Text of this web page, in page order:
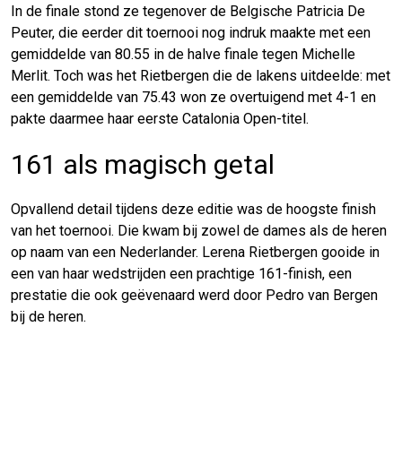
In de finale stond ze tegenover de Belgische Patricia De
Peuter, die eerder dit toernooi nog indruk maakte met een
gemiddelde van 80.55 in de halve finale tegen Michelle
Merlit. Toch was het Rietbergen die de lakens uitdeelde: met
een gemiddelde van 75.43 won ze overtuigend met 4-1 en
pakte daarmee haar eerste Catalonia Open-titel.
161 als magisch getal
Opvallend detail tijdens deze editie was de hoogste finish
van het toernooi. Die kwam bij zowel de dames als de heren
op naam van een Nederlander. Lerena Rietbergen gooide in
een van haar wedstrijden een prachtige 161-finish, een
prestatie die ook geëvenaard werd door Pedro van Bergen
bij de heren.